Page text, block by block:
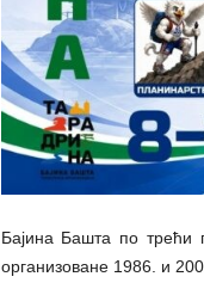
Бајина Башта по
организоване 1986. и